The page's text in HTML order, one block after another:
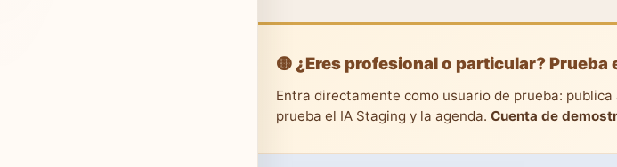
🟡 ¿Eres profesional o particular?
Entra directamente como usuario de prueba:
prueba el IA Staging y la agenda. Cuenta de